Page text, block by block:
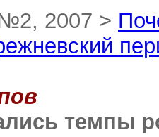
2007 >
темпы